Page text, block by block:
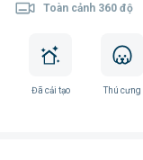
Toàn cảnh 360 độ
Đã cải tạo Thú cưng